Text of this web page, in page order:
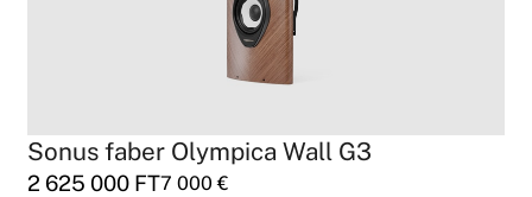
Sonus faber Olympica Wall G3
2 625 000 FT7 000€